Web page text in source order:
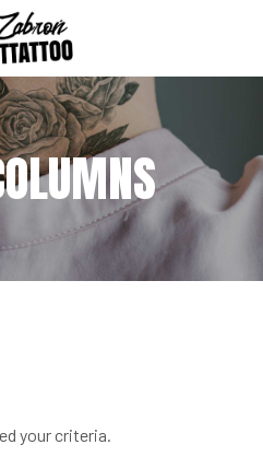
your criteria.